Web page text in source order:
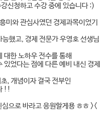
신청하고 수강 중에 있습니다 :)
미와 관심사였던 경제과목이었기
했고, 경제 전문가 우영호 선생님
대한 노하우 전수를 통해
었다는 점에 다른 예비 내신 경제
, 개념이자 결국 전부인
!!
으로 바라고 응원할게용 ㅎㅎ ><